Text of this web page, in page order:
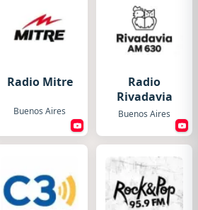
Radio Mitre
Buenos Aires
Radio
Rivadavia
Buenos Aires